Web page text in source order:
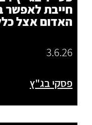
חייבת לאפשר
האדום אצל
3.6.26
פסקי בג"ץ